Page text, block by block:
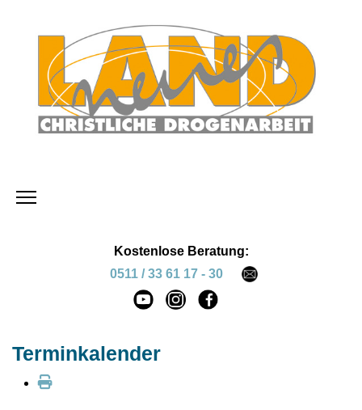
Kostenlose Beratung:
0511 / 33 61 17 - 30
Terminkalender